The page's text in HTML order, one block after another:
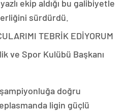
ekip aldığı bu galibiyetle
sürdürdü.
TEBRİK EDİYORUM
ve Spor Kulübü Başkanı
şampiyonluğa doğru
ligin güçlü